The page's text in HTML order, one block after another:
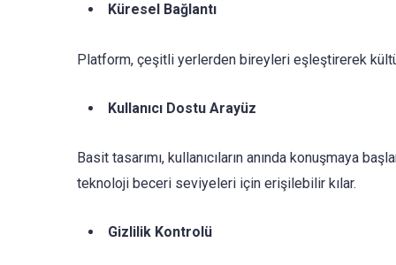
Küresel Bağlantı
Platform, çeşitli yerlerden bireyleri eşleştirerek
Kullanıcı Dostu Arayüz
Basit tasarımı, kullanıcıların anında konuşmaya
teknoloji beceri seviyeleri için erişilebilir kılar.
Gizlilik Kontrolü